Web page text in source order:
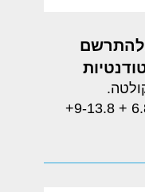
העבודות יעמדו בין התאריכים 6.8 + 9-13.8+